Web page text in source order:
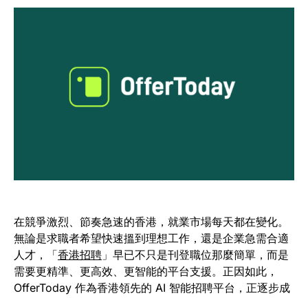
在競爭激烈、節奏急速的香港，就業市場每天都在變化。
無論是求職者希望快速搵到理想工作，還是企業急需合適
人才，「香港招聘 」早已不只是刊登職位那麼簡單，而是
需要更精準、更高效、更智能的平台支援。正因如此，
OfferToday 作為香港領先的 AI 智能招聘平台，正逐步成